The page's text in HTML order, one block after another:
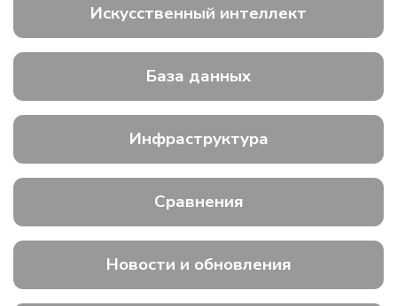
Искусственный интеллект
База данных
Инфраструктура
Сравнения
Новости и обновления